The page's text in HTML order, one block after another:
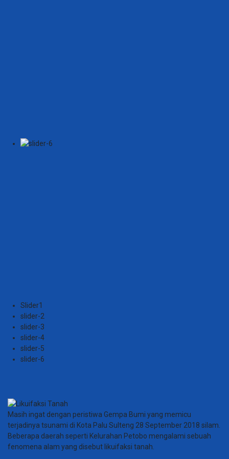
Slider1
slider-2
slider-3
slider-4
slider-5
slider-6
Masih ingat dengan peristiwa Gempa Bumi yang memicu
terjadinya tsunami di Kota Palu Sulteng 28 September 2018 silam.
Beberapa daerah seperti Kelurahan Petobo mengalami sebuah
fenomena alam yang disebut likuifaksi tanah.